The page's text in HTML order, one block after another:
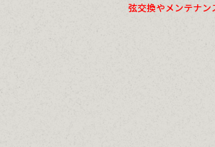
弦交換やメンテナン